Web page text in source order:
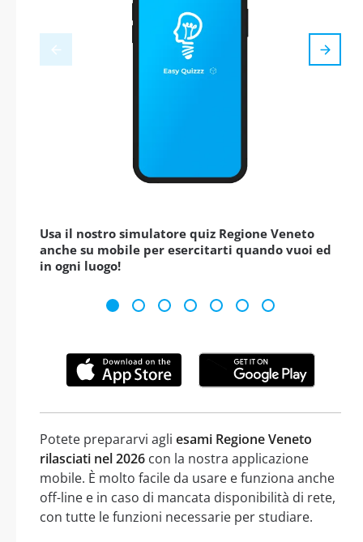
Usa il nostro simulatore quiz Regione Veneto
anche su mobile per esercitarti quando vuoi ed
in ogni luogo!
Potete prepararvi agli esami Regione Veneto
rilasciati nel 2026 con la nostra applicazione
mobile. È molto facile da usare e funziona anche
off-line e in caso di mancata disponibilità di rete,
con tutte le funzioni necessarie per studiare.